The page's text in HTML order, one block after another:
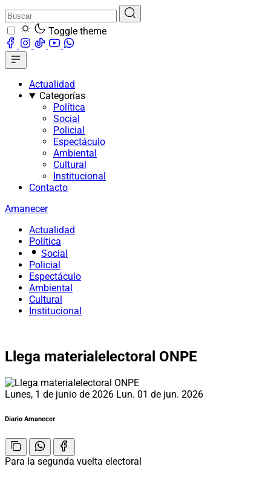
Toggle theme
Actualidad
Categorías
Política
Social
Policial
Espectáculo
Ambiental
Cultural
Institucional
Contacto
Amanecer
Actualidad
Política
Social
Policial
Espectáculo
Ambiental
Cultural
Institucional
Llega materialelectoral ONPE
Lunes, 1 de junio de 2026 Lun. 01 de jun. 2026
Diario Amanecer
Para la segunda vuelta electoral